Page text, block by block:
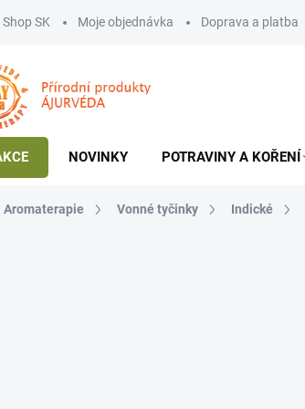
Shop SK Moje objednávka Doprava a platba
NOVINKY POTRAVINY A KOŘENÍ
Aromaterapie Vonné tyčinky Indické